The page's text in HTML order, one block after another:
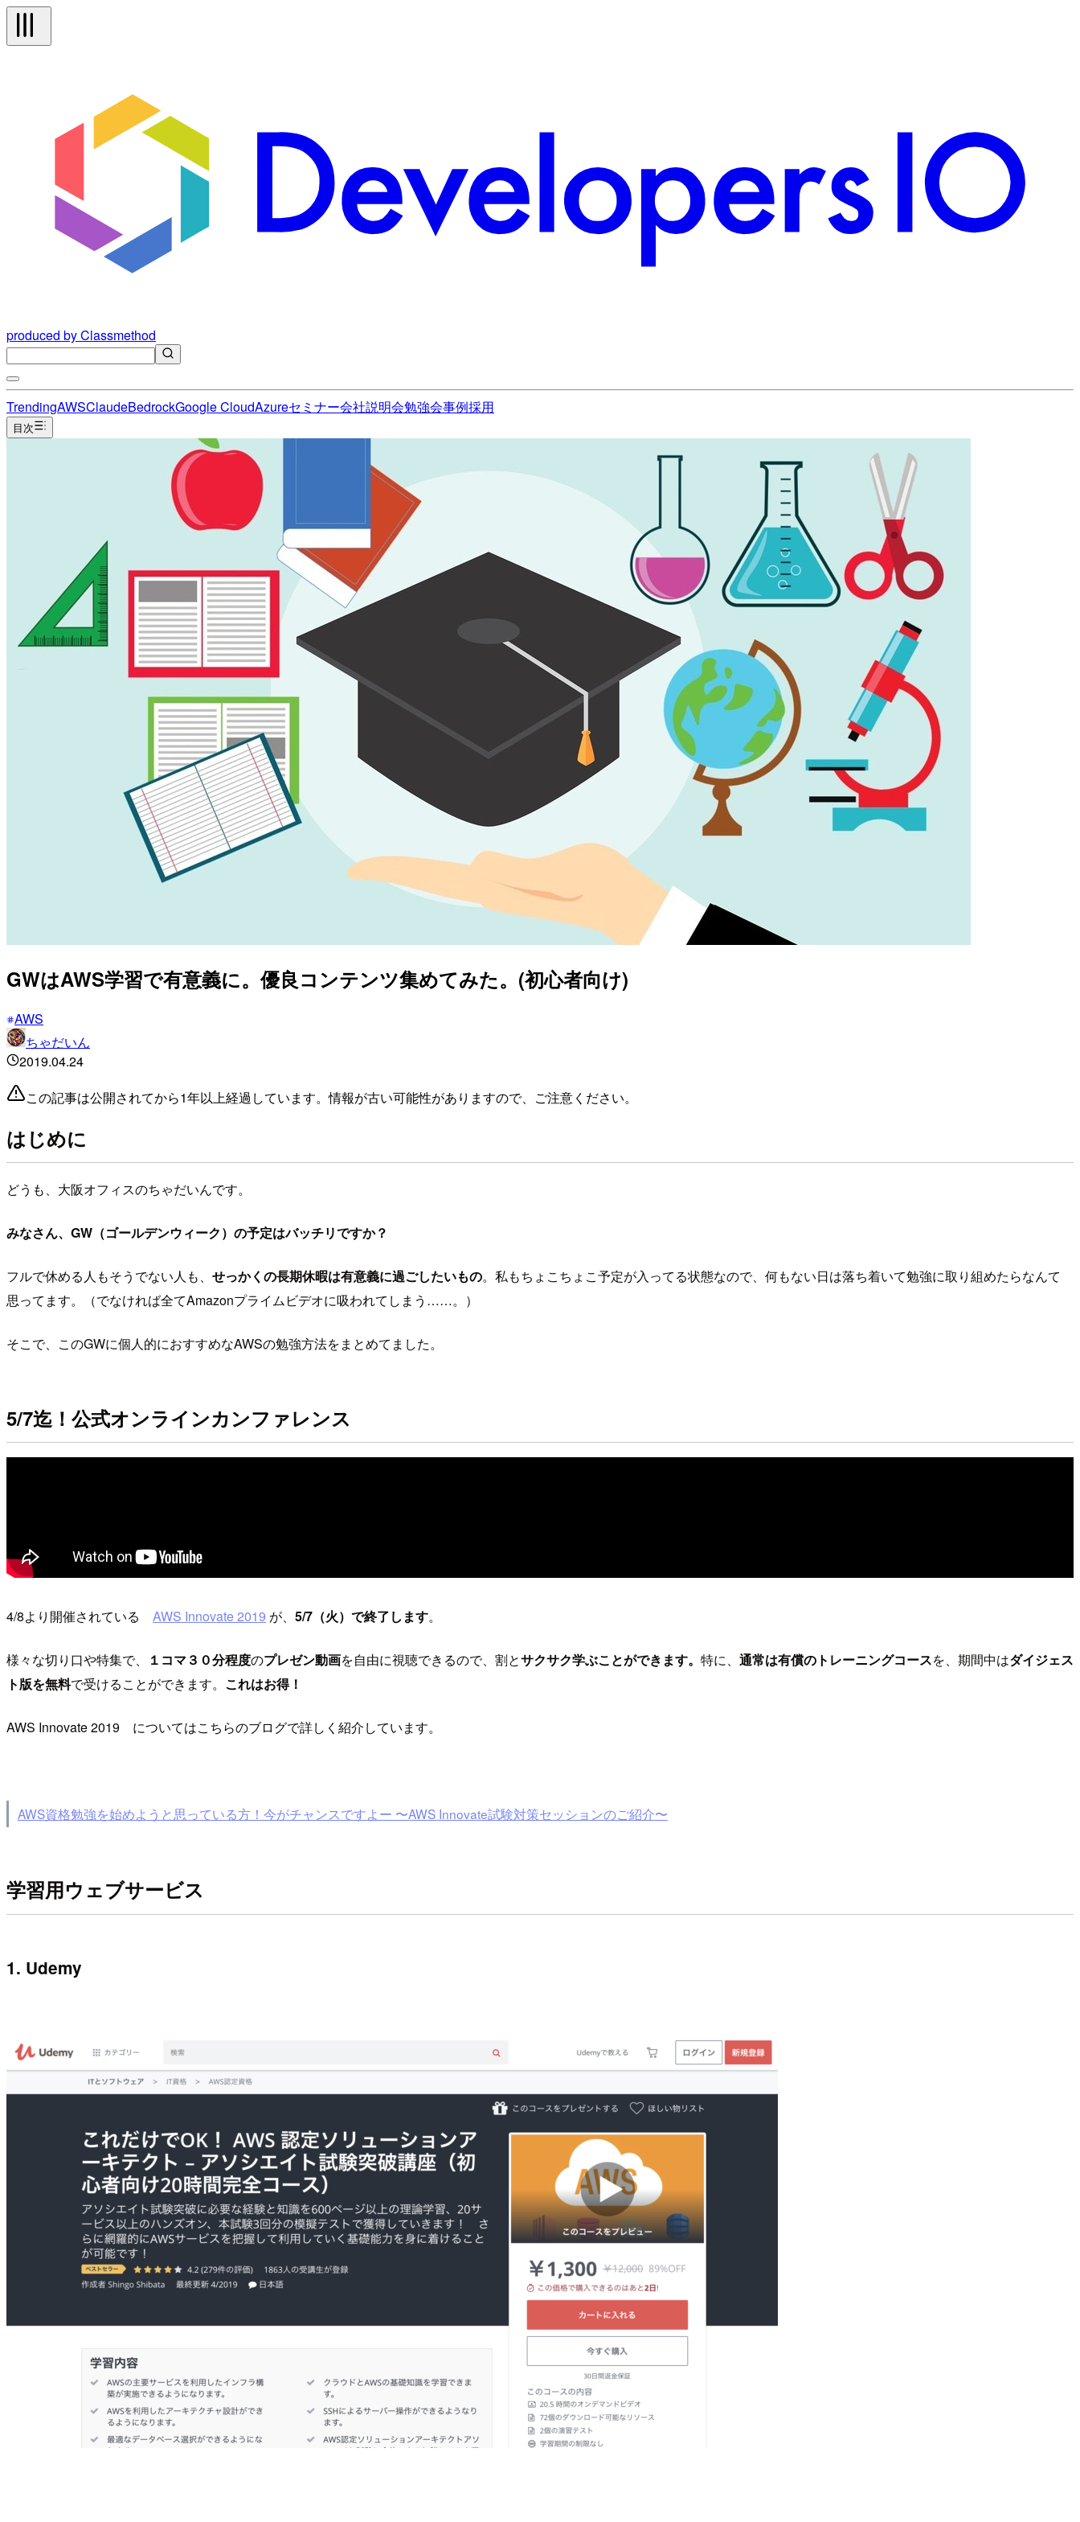
produced by Classmethod
TrendingAWSClaudeBedrockGoogle CloudAzureセミナー会社説明会勉強会事例採用
目次
GWはAWS学習で有意義に。優良コンテンツ集めてみた。(初心者向け)
AWS
ちゃだいん
2019.04.24
この記事は公開されてから1年以上経過しています。情報が古い可能性がありますので、ご注意ください。
はじめに
どうも、大阪オフィスのちゃだいんです。
みなさん、GW（ゴールデンウィーク）の予定はバッチリですか？
フルで休める人もそうでない人も、 せっかくの長期休暇は有意義に過ごしたいもの。私もちょこちょこ予定が入ってる状態なので、何もない日は落ち着いて勉強に取り組めたらなんて
思ってます。（でなければ全てAmazonプライムビデオに吸われてしまう……。）
そこで、このGWに個人的におすすめなAWSの勉強方法をまとめてました。
5/7迄！公式オンラインカンファレンス
4/8より開催されている AWS Innovate 2019 が、 5/7（火）で終了します。
様々な切り口や特集で、 １コマ３０分程度のプレゼン動画を自由に視聴できるので、割とサクサク学ぶことができます。 特に、 通常は有償のトレーニングコースを、期間中はダイジェス
ト版を無料で受けることができます。 これはお得！
AWS Innovate 2019 についてはこちらのブログで詳しく紹介しています。
AWS資格勉強を始めようと思っている方！今がチャンスですよー 〜AWS Innovate試験対策セッションのご紹介〜
学習用ウェブサービス
1. Udemy